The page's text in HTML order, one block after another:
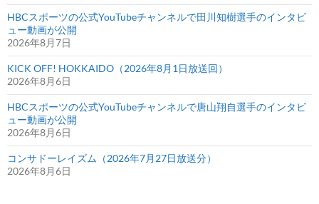
HBCスポーツの公式YouTubeチャンネルで田川知樹選手のインタビ
ュー動画が公開
2026年8月7日
KICK OFF! HOKKAIDO（2026年8月1日放送回）
2026年8月6日
HBCスポーツの公式YouTubeチャンネルで唐山翔自選手のインタビ
ュー動画が公開
2026年8月6日
コンサドーレイズム（2026年7月27日放送分）
2026年8月6日